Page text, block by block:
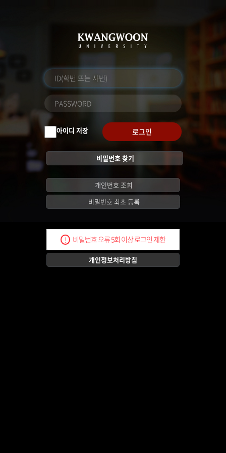
아이디 저장 로그인
비밀번호 찾기
개인번호 조회
비밀번호 최초 등록
! 비밀번호 오류 5회 이상 로그인 제한
개인정보처리방침